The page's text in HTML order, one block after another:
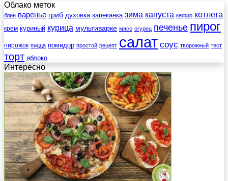
Облако меток
блин варенье гриб духовка запеканка зима капуста кефир котлета
крем куриный курица мультиварке мясо огурец печенье пирог
пирожок пицца помидор простой рецепт салат соус творожный тест
торт яблоко
Интересно